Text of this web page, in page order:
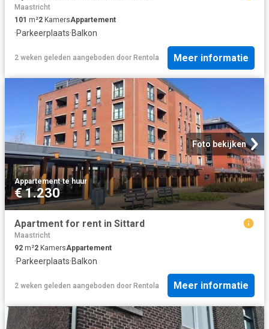
Maastricht
101 m²2 KamersAppartement
·Parkeerplaats·Balkon
2 weken geleden aangeboden door Rentola Meer informatie
Foto bekijken
Appartement·te huur
€ 1.230
Apartment for rent in Sittard
Maastricht
92 m²2 KamersAppartement
·Parkeerplaats·Balkon
2 weken geleden aangeboden door Rentola Meer informatie